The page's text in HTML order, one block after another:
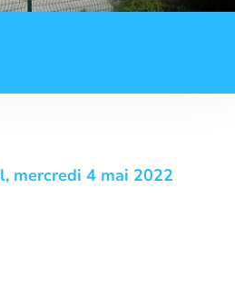
mercredi 4 mai 2022